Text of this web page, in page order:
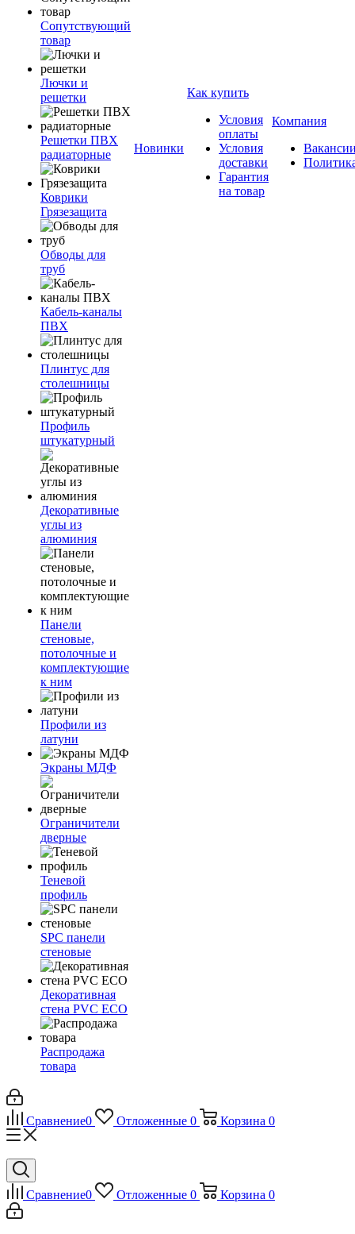
Сопутствующий
товар
Лючки и
решетки
Решетки ПВХ
радиаторные
Коврики
Грязезащита
Обводы для
труб
Кабель-каналы
ПВХ
Плинтус для
столешницы
Профиль
штукатурный
Декоративные
углы из
алюминия
Панели
стеновые,
потолочные и
комплектующие
к ним
Профили из
латуни
Экраны МДФ
Ограничители
дверные
Теневой
профиль
SPC панели
стеновые
Декоративная
стена PVC ECO
Распродажа
товара
Новинки
Как купить
Условия
оплаты
Условия
доставки
Гарантия
на товар
Компания
Сравнение0 Отложенные 0 Корзина 0
Сравнение0 Отложенные 0 Корзина 0